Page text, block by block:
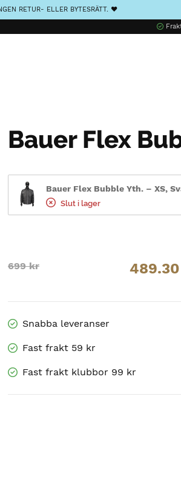
RETUR- ELLER BYTESRÄTT. ❤️
Bauer Flex
Bauer Flex Bubble Yth. – XS,
Slut i lager
699kr
Original
was:
699 kr.
489.30
Current
is:
489.30 kr.
Snabba leveranser
Fast frakt 59 kr
Fast frakt klubbor 99 kr